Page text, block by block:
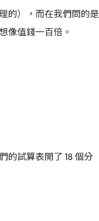
的），而在我們問的是
像值錢一百倍。
的試算表開了 18 個分